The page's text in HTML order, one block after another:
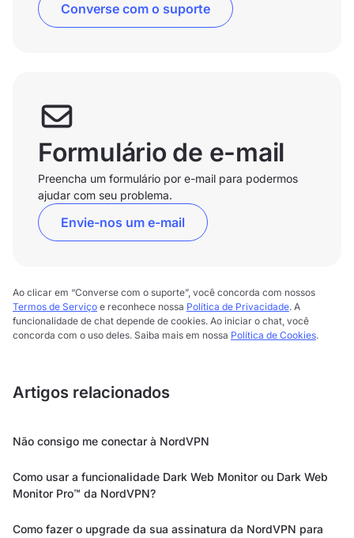
Converse com o suporte
Formulário de e-mail
Preencha um formulário por e-mail para podermos
ajudar com seu problema.
Envie-nos um e-mail
Ao clicar em “Converse com o suporte”, você concorda com nossos
Termos de Serviço e reconhece nossa Política de Privacidade. A
funcionalidade de chat depende de cookies. Ao iniciar o chat, você
concorda com o uso deles. Saiba mais em nossa Política de Cookies.
Artigos relacionados
Não consigo me conectar à NordVPN
Como usar a funcionalidade Dark Web Monitor ou Dark Web
Monitor Pro™ da NordVPN?
Como fazer o upgrade da sua assinatura da NordVPN para